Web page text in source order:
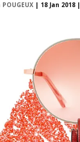
| 18 Jan 2018|